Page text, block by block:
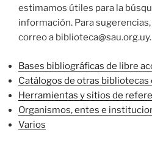
estimamos útiles para la
información. Para
correo a biblioteca@sau.org.uy.
Bases bibliográficas de libre
Catálogos de otras bibliotecas
Herramientas y sitios de
Organismos, entes e
Varios